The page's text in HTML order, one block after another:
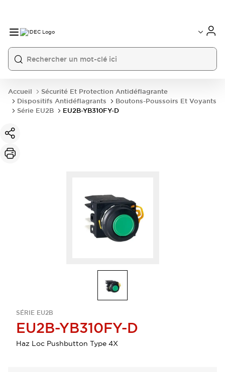
Accueil
Sécurité Et Protection Antidéflagrante
Dispositifs Antidéflagrants
Boutons-Poussoirs Et Voyants
Série EU2B
EU2B-YB310FY-D
SÉRIE EU2B
EU2B-YB310FY-D
Haz Loc Pushbutton Type 4X